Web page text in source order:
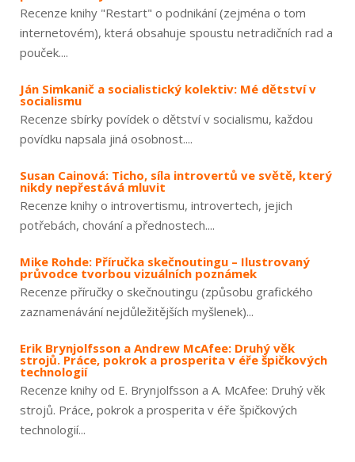
Recenze knihy "Restart" o podnikání (zejména o tom
internetovém), která obsahuje spoustu netradičních rad a
pouček....
Ján Simkanič a socialistický kolektiv: Mé dětství v
socialismu
Recenze sbírky povídek o dětství v socialismu, každou
povídku napsala jiná osobnost....
Susan Cainová: Ticho, síla introvertů ve světě, který
nikdy nepřestává mluvit
Recenze knihy o introvertismu, introvertech, jejich
potřebách, chování a přednostech....
Mike Rohde: Příručka skečnoutingu – Ilustrovaný
průvodce tvorbou vizuálních poznámek
Recenze příručky o skečnoutingu (způsobu grafického
zaznamenávání nejdůležitějších myšlenek)...
Erik Brynjolfsson a Andrew McAfee: Druhý věk
strojů. Práce, pokrok a prosperita v éře špičkových
technologií
Recenze knihy od E. Brynjolfsson a A. McAfee: Druhý věk
strojů. Práce, pokrok a prosperita v éře špičkových
technologií...